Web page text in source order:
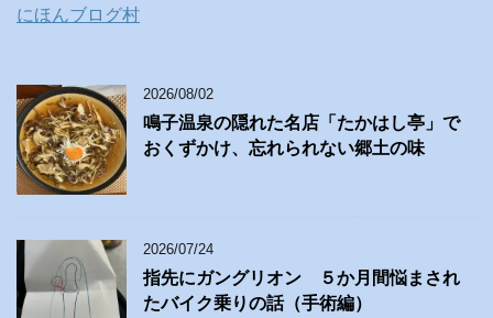
にほんブログ村
2026/08/02
鳴子温泉の隠れた名店「たかはし亭」で
おくずかけ、忘れられない郷土の味
2026/07/24
指先にガングリオン ５か月間悩まされ
たバイク乗りの話（手術編）